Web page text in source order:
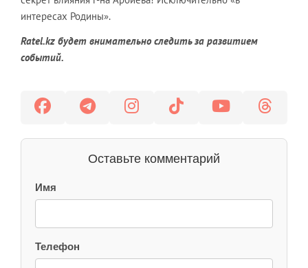
интересах Родины».
Ratel.kz будет внимательно следить за развитием
событий.
Оставьте комментарий
Имя
Телефон